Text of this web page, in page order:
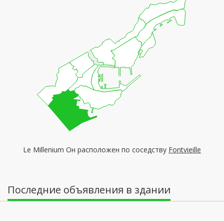
Le Millenium Он расположен по соседству Fontvieille
Последние объявления в здании